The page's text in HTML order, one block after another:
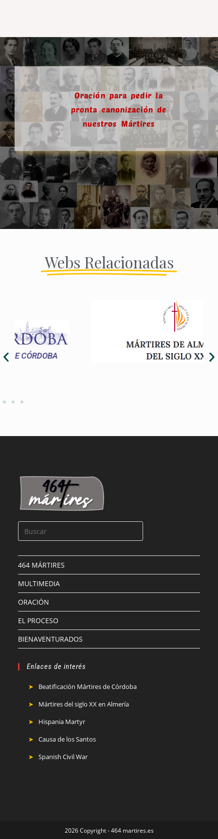
Oración para pedir la
pronta canonización de
nuestros Mártires
Webs Relacionadas
464 MÁRTIRES
MULTIMEDIA
ORACIÓN
EL PROCESO
BIENAVENTURADOS
Enlaces de interés
Beatificación Mártires de Córdoba
Mártires del siglo XX en Almería
Hispania Martyr
Causa de los Santos
Spanish Civil War
2026 Copyright - 464 martires.es